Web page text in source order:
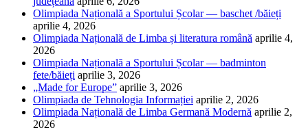
Olimpiada Națională a Sportului Școlar — baschet /băieți
aprilie 4, 2026
Olimpiada Națională de Limba și literatura română aprilie 4,
2026
Olimpiada Națională a Sportului Școlar — badminton
fete/băieți aprilie 3, 2026
„Made for Europe” aprilie 3, 2026
Olimpiada de Tehnologia Informației aprilie 2, 2026
Olimpiada Națională de Limba Germană Modernă aprilie 2,
2026